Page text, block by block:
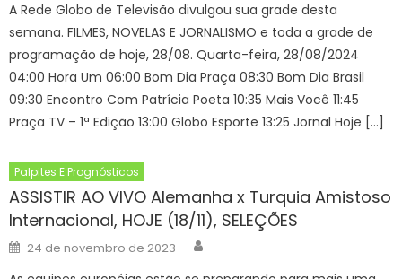
A Rede Globo de Televisão divulgou sua grade desta
semana. FILMES, NOVELAS E JORNALISMO e toda a grade de
programação de hoje, 28/08. Quarta-feira, 28/08/2024
04:00 Hora Um 06:00 Bom Dia Praça 08:30 Bom Dia Brasil
09:30 Encontro Com Patrícia Poeta 10:35 Mais Você 11:45
Praça TV – 1ª Edição 13:00 Globo Esporte 13:25 Jornal Hoje […]
Palpites E Prognósticos
ASSISTIR AO VIVO Alemanha x Turquia Amistoso
Internacional, HOJE (18/11), SELEÇÕES
Posted
on
24 de novembro de 2023